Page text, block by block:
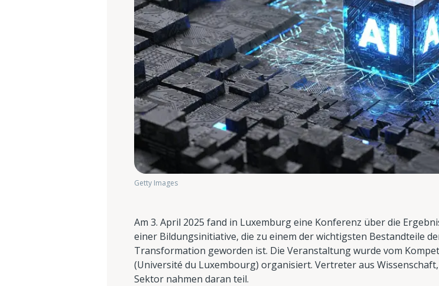
Getty Images
Am 3. April 2025 fand in Luxemburg eine Konferenz über die
einer Bildungsinitiative, die zu einem der wichtigsten Bestandteile
Transformation geworden ist. Die Veranstaltung wurde vom
(Université du Luxembourg) organisiert. Vertreter aus
Sektor nahmen daran teil.